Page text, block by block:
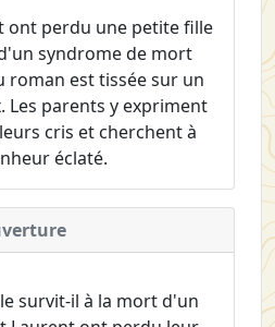
ont perdu une petite fille
syndrome de mort
roman est tissée sur un
Les parents y expriment
cris et cherchent à
éclaté.
survit-il à la mort d'un